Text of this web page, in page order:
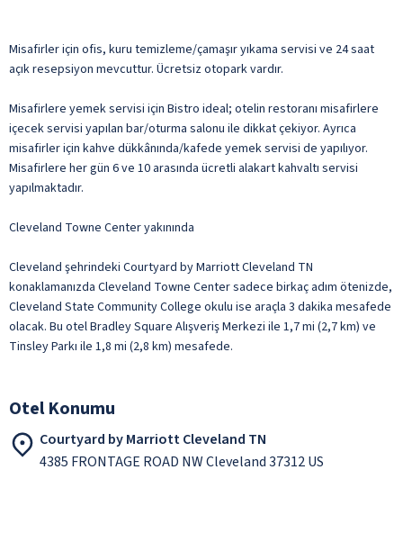
Misafirler için ofis, kuru temizleme/çamaşır yıkama servisi ve 24 saat
açık resepsiyon mevcuttur. Ücretsiz otopark vardır.
Misafirlere yemek servisi için Bistro ideal; otelin restoranı misafirlere
içecek servisi yapılan bar/oturma salonu ile dikkat çekiyor. Ayrıca
misafirler için kahve dükkânında/kafede yemek servisi de yapılıyor.
Misafirlere her gün 6 ve 10 arasında ücretli alakart kahvaltı servisi
yapılmaktadır.
Cleveland Towne Center yakınında
Cleveland şehrindeki Courtyard by Marriott Cleveland TN
konaklamanızda Cleveland Towne Center sadece birkaç adım ötenizde,
Cleveland State Community College okulu ise araçla 3 dakika mesafede
olacak. Bu otel Bradley Square Alışveriş Merkezi ile 1,7 mi (2,7 km) ve
Tinsley Parkı ile 1,8 mi (2,8 km) mesafede.
Otel Konumu
Courtyard by Marriott Cleveland TN
4385 FRONTAGE ROAD NW Cleveland 37312 US